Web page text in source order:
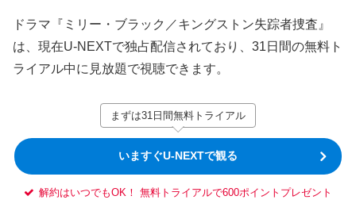
ドラマ『ミリー・ブラック／キングストン失踪者捜査』
は、現在U-NEXTで独占配信されており、31日間の無料ト
ライアル中に見放題で視聴できます。
まずは31日間無料トライアル
いますぐU-NEXTで観る
解約はいつでもOK！ 無料トライアルで600ポイントプレゼント